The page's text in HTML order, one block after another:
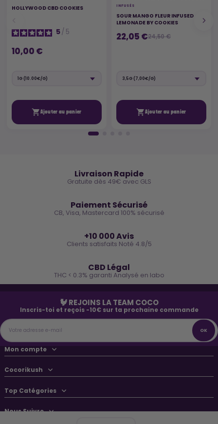
HOLLYWOOD CBD COOKIES
5/ 5
10,00 €
Ajouter au panier
INFUSÉS
SOUR MANGO FLEUR INFUSED
LEMONADE BY COOKIES
22,05 €24,50 €
Ajouter au panier
Livraison Rapide
Gratuite dès 49€ avec GLS
Paiement Sécurisé
CB, Visa, Mastercard 100% sécurisé
+10 000 Avis
Clients satisfaits Noté 4.8/5
CBD Légal
THC < 0.3% garanti Analysé en labo
🐓 REJOINS LA TEAM COCO
Inscris-toi et reçois -10€ sur ta prochaine commande
Mon compte
Cocorikush
Top Catégories
Nous Suivre